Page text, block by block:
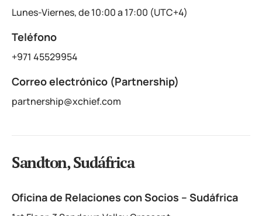
Lunes-Viernes, de 10:00 a 17:00 (UTC+4)
Teléfono
+971 45529954
Correo electrónico (Partnership)
partnership@xchief.com
Sandton, Sudáfrica
Oficina de Relaciones con Socios – Sudáfrica